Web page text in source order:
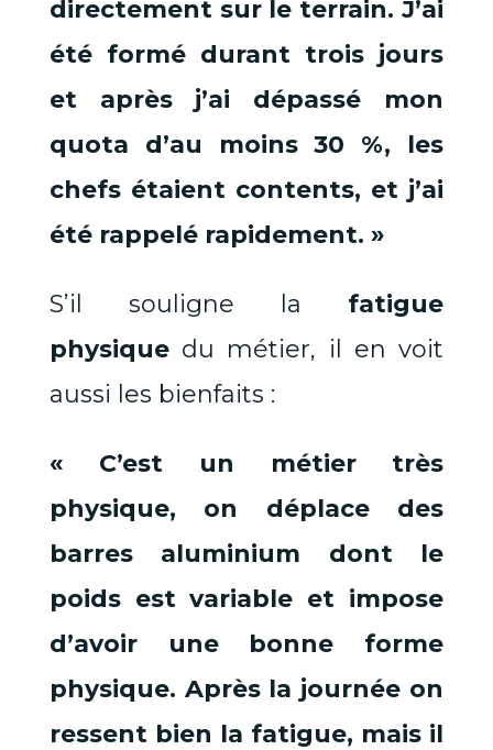
directement sur le terrain. J’ai
été formé durant trois jours
et après j’ai dépassé mon
quota d’au moins 30 %, les
chefs étaient contents, et j’ai
été rappelé rapidement. »
S’il souligne la fatigue
physiquedu métier, il en voit
aussi les bienfaits :
« C’est un métier très
physique, on déplace des
barres aluminium dont le
poids est variable et impose
d’avoir une bonne forme
physique. Après la journée on
ressent bien la fatigue, mais il